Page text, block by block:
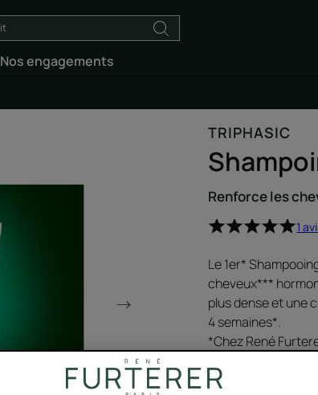
Nos engagements
TRIPHASIC
Renforce les
1
Le 1er*
cheveux***
plus dense et une
4 semaines*.
*Chez René
**Étude clinique
***Due à la casse